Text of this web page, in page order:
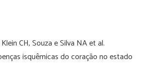
CH, Souza e Silva NA et al.
isquêmicas do coração no estado